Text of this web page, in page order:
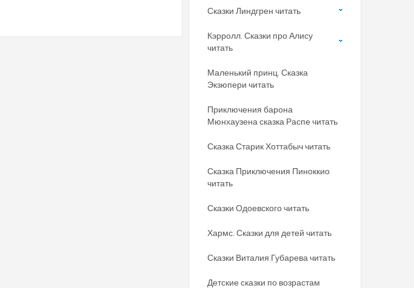
Сказки Линдгрен читать
Кэрролл. Сказки про Алису
читать
Маленький принц. Сказка
Экзюпери читать
Приключения барона
Мюнхаузена сказка Распе читать
Сказка Старик Хоттабыч читать
Сказка Приключения Пиноккио
читать
Сказки Одоевского читать
Хармс. Сказки для детей читать
Сказки Виталия Губарева читать
Детские сказки по возрастам